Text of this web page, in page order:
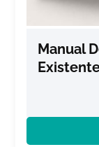
Manual